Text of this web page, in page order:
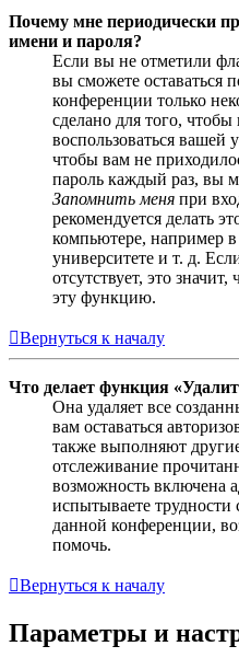
Почему мне периодически
имени и пароля?
Если вы не отметили
вы сможете оставаться
конференции только
сделано для того,
воспользоваться вашей
чтобы вам не
пароль каждый раз, вы
Запомнить меня при
рекомендуется делать
компьютере, например
университете и т. д.
отсутствует, это
эту функцию.
Вернуться к началу
Что делает функция
Она удаляет все
вам оставаться
также выполняют
отслеживание
возможность включена
испытываете
данной конференции,
помочь.
Вернуться к началу
Параметры и